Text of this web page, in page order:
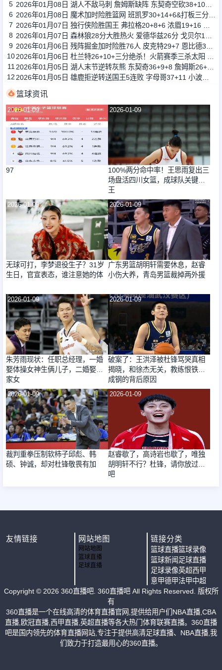
5
6
7
8
9
10
11
12
篮球资讯
2026-01-09
97
2026-01-09
100%两分命中率！王思雨复出三
场盘活四川女篮，成球队关键女
王
2026-01-09
无球可打，李梦退役生子？31岁
生日，官宣表态，谁注意她的体
2026-01-09
广东男篮胡明轩需要休息，赵睿
小伤大养，青岛男篮裁掉两外援
2026-01-09
朱芳雨现状：任职总经理，一婚
娶体操女神生俩儿子，二婚娶富
家女
2026-01-09
破案了：王洪泽被杜锋骂哭真相
揭晓，和徐杰无关，教练恨铁不
成钢的背后原因
2026-01-09
裁判重拳压制软柿子邱彪、韩
硕、钟诚，却对杜锋敬畏有加
2026-01-09
赵睿歇了，高诗岩也歇了，唯独
胡明轩不行？杜锋，请你放过他
吧
友情链接 网站地图
网站地图
篮球直播
足球直播
链接分类
篮球直播篮球录像
篮球新闻 足球直播
足球录像英超西甲
意甲德甲法甲中超
Copyright © 2026 360直播吧. 360直播吧 All Rights Reserved. 版权所
有
360直播是一个在线高清的体育直播官网,提供给用户们NBA直播,CBA
直播,欧冠直播,西甲直播,英超直播等各大热门体育联赛直播。360直播
吧是国内领先的体育直播网站,专注于提供高清足球直播、NBA直播,我
们致力于打造最用心的360直播。